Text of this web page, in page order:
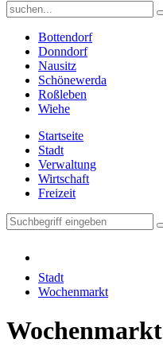
Bottendorf
Donndorf
Nausitz
Schönewerda
Roßleben
Wiehe
Startseite
Stadt
Verwaltung
Wirtschaft
Freizeit
Stadt
Wochenmarkt
Wochenmarkt